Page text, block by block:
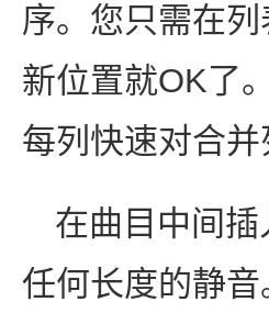
序。您只需在
新位置就OK了
每列快速对合
在曲目中间
任何长度的静